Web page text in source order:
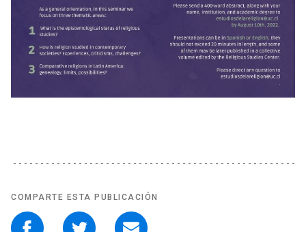
COMPARTE ESTA PUBLICACIÓN